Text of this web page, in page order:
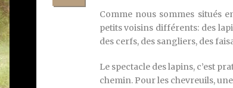
Comme nous sommes situés
petits voisins différents: des
des cerfs, des sangliers, des
Le spectacle des lapins, c’est
chemin. Pour les chevreuils,